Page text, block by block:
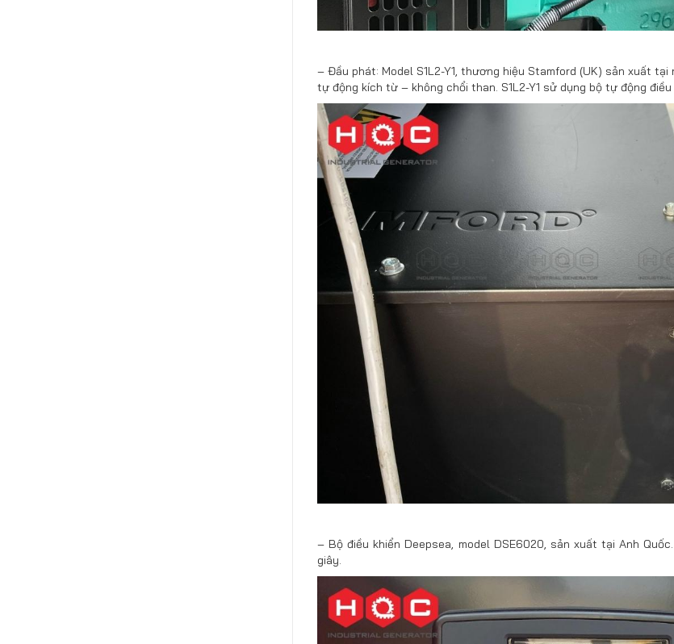
– Đầu phát: Model S1L2-Y1, thương hiệu Stamford (UK) sản xuất
tự động kích từ – không chổi than. S1L2-Y1 sử dụng bộ tự động
– Bộ điều khiển Deepsea, model DSE6020, sản xuất tại Anh
giây.